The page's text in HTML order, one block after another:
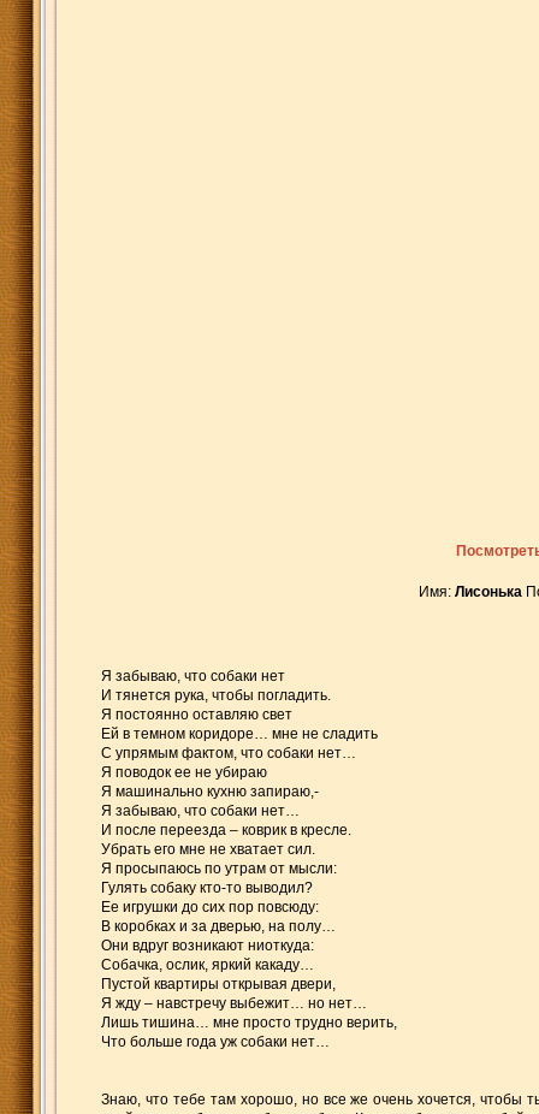
Имя: Лисонька
Я забываю, что собаки нет
И тянется рука, чтобы погладить.
Я постоянно оставляю свет
Ей в темном коридоре… мне не сладить
С упрямым фактом, что собаки нет…
Я поводок ее не убираю
Я машинально кухню запираю,-
Я забываю, что собаки нет…
И после переезда – коврик в кресле.
Убрать его мне не хватает сил.
Я просыпаюсь по утрам от мысли:
Гулять собаку кто-то выводил?
Ее игрушки до сих пор повсюду:
В коробках и за дверью, на полу…
Они вдруг возникают ниоткуда:
Собачка, ослик, яркий какаду…
Пустой квартиры открывая двери,
Я жду – навстречу выбежит… но нет…
Лишь тишина… мне просто трудно верить,
Что больше года уж собаки нет…
Знаю, что тебе там хорошо, но все же очень хочется, чтобы